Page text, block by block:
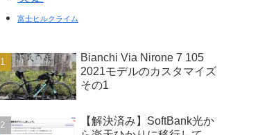
富士ヒルクライム
Bianchi Via Nirone 7 105
2021モデルのカスタマイズ
その1
【解決済み】SoftBank光か